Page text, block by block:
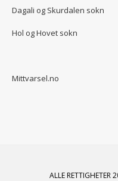
Dagali og Skurdalen sokn
Hol og Hovet sokn
Mittvarsel.no
ALLE RETTIGHETER